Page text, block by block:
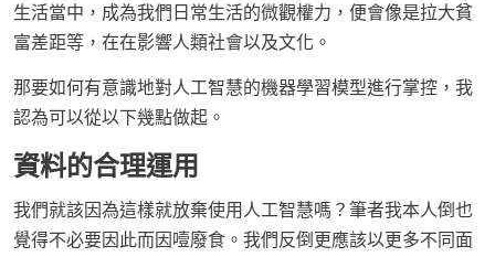
生活當中，成為我們日常生活的微觀權力，便會像是拉大貧
富差距等，在在影響人類社會以及文化。
那要如何有意識地對人工智慧的機器學習模型進行掌控，我
認為可以從以下幾點做起。
資料的合理運用
我們就該因為這樣就放棄使用人工智慧嗎？筆者我本人倒也
覺得不必要因此而因噎廢食。我們反倒更應該以更多不同面